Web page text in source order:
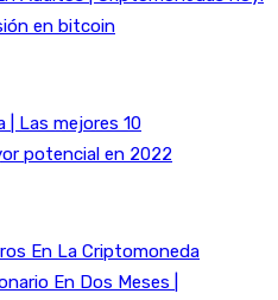
en bitcoin
| Las mejores 10
potencial en 2022
En La Criptomoneda
En Dos Meses |